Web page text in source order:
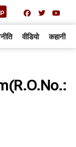
वीडियो कहानी